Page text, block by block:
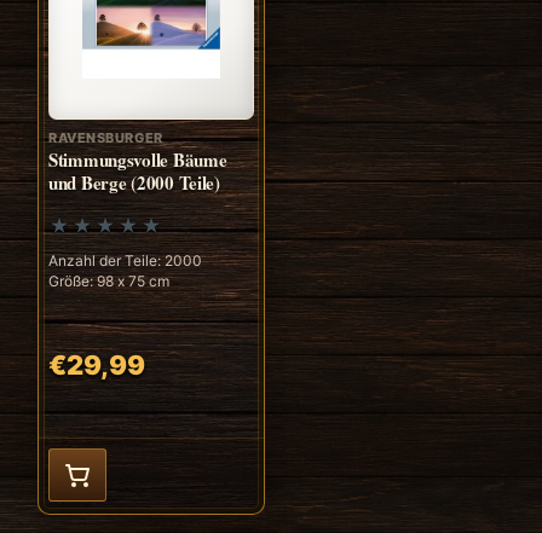
RAVENSBURGER
Stimmungsvolle Bäume
und Berge (2000 Teile)
Anzahl der Teile: 2000
Größe: 98 x 75 cm
€29,99